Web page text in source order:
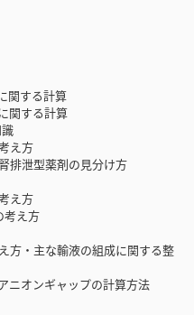
する計算
する計算
え方
泄型薬剤の見分け方
え方
え方
・主な輸液の組成に関する整
オンギャップの計算方法